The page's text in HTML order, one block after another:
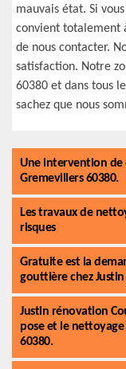
mauvais état. Si
convient totalement
de nous contacter.
satisfaction. Notre
60380 et dans tous
sachez que nous
Une intervention de
Gremevillers 60380.
Les travaux de
risques
Gratuite est la
gouttière chez
Justin rénovation
pose et le
60380.